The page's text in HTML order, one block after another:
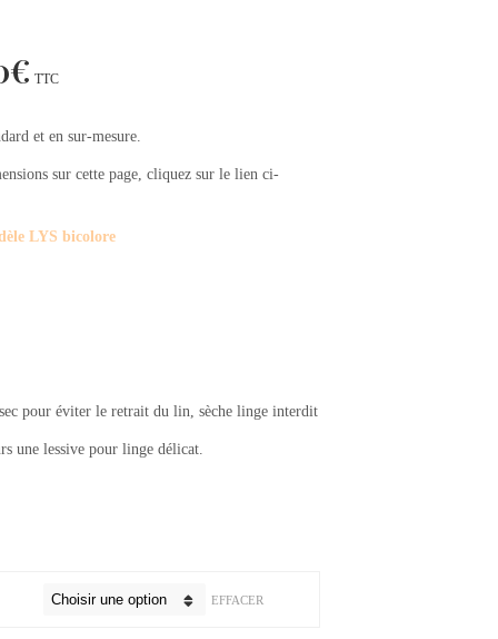
€ TTC
et en sur-mesure.
sur cette page, cliquez sur le lien ci-
LYS bicolore
pour éviter le retrait du lin, sèche linge interdit
une lessive pour linge délicat.
EFFACER